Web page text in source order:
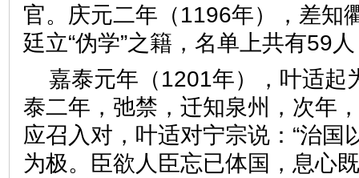
官。庆元二年（1196年），差知
廷立“伪学”之籍，名单上共有59
嘉泰元年（1201年），叶适起
泰二年，弛禁，迁知泉州，次年
应召入对，叶适对宁宗说：“治国
为极。臣欲人臣忘已体国，息心